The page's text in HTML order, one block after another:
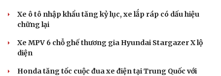
Nhi khoa
Nam khoa
Làm đẹp - giảm cân
Phòng mạch online
Ăn sạch sống khỏe
Xe ô tô nhập khẩu tăng kỷ lục, xe lắp ráp có dấu hiệu
chững lại
Xe MPV 6 chỗ ghế thương gia Hyundai Stargazer X lộ
diện
Honda tăng tốc cuộc đua xe điện tại Trung Quốc với